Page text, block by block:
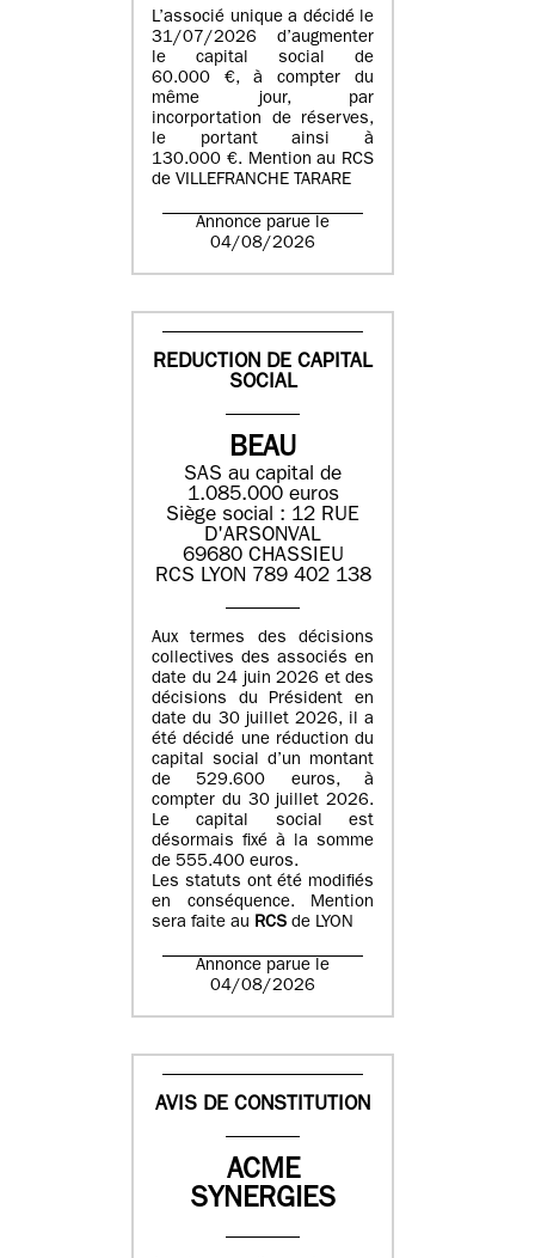
L’associé unique a décidé le
31/07/2026 d’augmenter
le capital social de
60.000 €, à compter du
même jour, par
incorportation de réserves,
le portant ainsi à
130.000 €. Mention au RCS
de VILLEFRANCHE TARARE
Annonce parue le
04/08/2026
REDUCTION DE CAPITAL
SOCIAL
BEAU
SAS au capital de
1.085.000 euros
Siège social : 12 RUE
D'ARSONVAL
69680 CHASSIEU
RCS LYON 789 402 138
Aux termes des décisions
collectives des associés en
date du 24 juin 2026 et des
décisions du Président en
date du 30 juillet 2026, il a
été décidé une réduction du
capital social d’un montant
de 529.600 euros, à
compter du 30 juillet 2026.
Le capital social est
désormais fixé à la somme
de 555.400 euros.
Les statuts ont été modifiés
en conséquence. Mention
sera faite au RCS de LYON
Annonce parue le
04/08/2026
AVIS DE CONSTITUTION
ACME
SYNERGIES